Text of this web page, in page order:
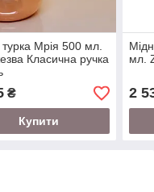
Мрія 500 мл.
Класична ручка
₴
Купити
мл.
2